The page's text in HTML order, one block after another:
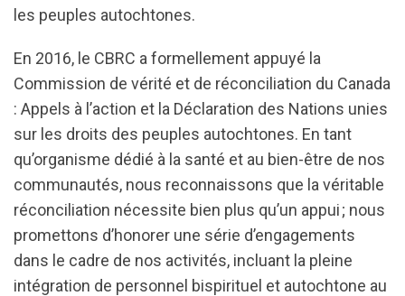
les peuples autochtones.
En 2016, le CBRC a formellement appuyé la
Commission de vérité et de réconciliation du Canada
: Appels à l’action et la Déclaration des Nations unies
sur les droits des peuples autochtones. En tant
qu’organisme dédié à la santé et au bien-être de nos
communautés, nous reconnaissons que la véritable
réconciliation nécessite bien plus qu’un appui ; nous
promettons d’honorer une série d’engagements
dans le cadre de nos activités, incluant la pleine
intégration de personnel bispirituel et autochtone au